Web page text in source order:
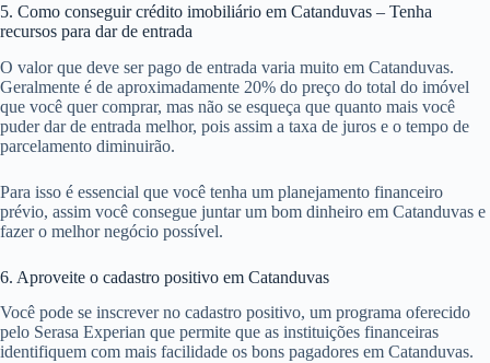
5. Como conseguir crédito imobiliário em Catanduvas – Tenha
recursos para dar de entrada
O valor que deve ser pago de entrada varia muito em Catanduvas.
Geralmente é de aproximadamente 20% do preço do total do imóvel
que você quer comprar, mas não se esqueça que quanto mais você
puder dar de entrada melhor, pois assim a taxa de juros e o tempo de
parcelamento diminuirão.
Para isso é essencial que você tenha um planejamento financeiro
prévio, assim você consegue juntar um bom dinheiro em Catanduvas e
fazer o melhor negócio possível.
6. Aproveite o cadastro positivo em Catanduvas
Você pode se inscrever no cadastro positivo, um programa oferecido
pelo Serasa Experian que permite que as instituições financeiras
identifiquem com mais facilidade os bons pagadores em Catanduvas.